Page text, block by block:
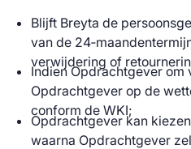
Blijft Breyta de
van de
verwijdering of
Indien Opdrachtgever
Opdrachtgever op de
conform de WKI;
Opdrachtgever kan
waarna Opdrachtgever